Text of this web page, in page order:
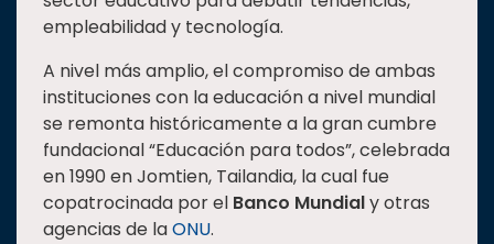
empleabilidad y tecnología.
A nivel más amplio, el compromiso de ambas
instituciones con la educación a nivel mundial
se remonta históricamente a la gran cumbre
fundacional “Educación para todos”, celebrada
en 1990 en Jomtien, Tailandia, la cual fue
copatrocinada por el Banco Mundialy otras
agencias de laONU.